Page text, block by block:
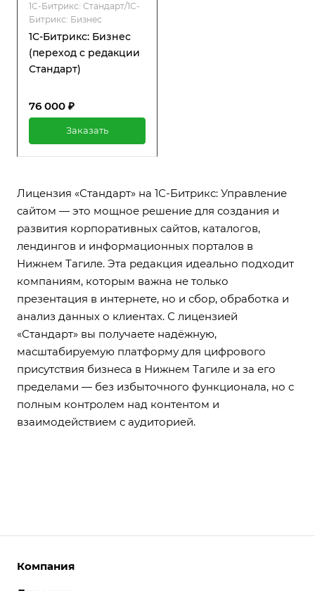
1С-Битрикс: Стандарт/1С-
Битрикс: Бизнес
1С-Битрикс: Бизнес
(переход с редакции
Стандарт)
76 000 ₽
Заказать
Лицензия «Стандарт» на 1С-Битрикс: Управление
сайтом — это мощное решение для создания и
развития корпоративных сайтов, каталогов,
лендингов и информационных порталов в
Нижнем Тагиле. Эта редакция идеально подходит
компаниям, которым важна не только
презентация в интернете, но и сбор, обработка и
анализ данных о клиентах. С лицензией
«Стандарт» вы получаете надёжную,
масштабируемую платформу для цифрового
присутствия бизнеса в Нижнем Тагиле и за его
пределами — без избыточного функционала, но с
полным контролем над контентом и
взаимодействием с аудиторией.
Компания